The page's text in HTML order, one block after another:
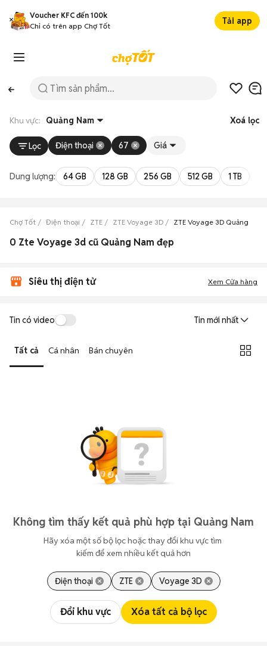
Voucher KFC đến 100k
Chỉ có trên app Chợ Tốt
Tải app
Khu vực: Quảng Nam Xoá lọc
Lọc Điện thoại 67 Giá
Dung lượng: 64 GB 128 GB 256 GB 512 GB 1 TB
Chợ Tốt Điện thoại ZTE ZTE Voyage 3D ZTE Voyage 3D Quảng Nam
0 Zte Voyage 3d cũ Quảng Nam đẹp
Siêu thị điện tử Xem Cửa hàng
Tin có video Tin mới nhất
Tất cả Cá nhân Bán chuyên
Không tìm thấy kết quả phù hợp tại Quảng Nam
Hãy xóa một số bộ lọc hoặc thay đổi khu vực tìm
kiếm để xem nhiều kết quả hơn
Điện thoại ZTE Voyage 3D
Đổi khu vực Xóa tất cả bộ lọc